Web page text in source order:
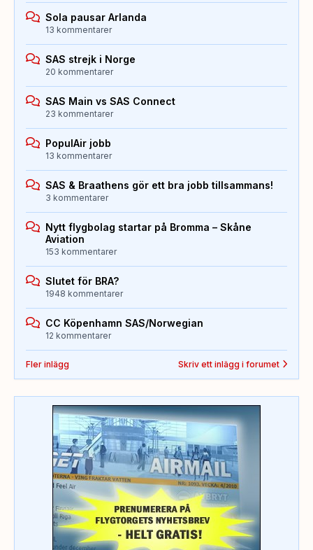
Sola pausar Arlanda
13 kommentarer
SAS strejk i Norge
20 kommentarer
SAS Main vs SAS Connect
23 kommentarer
PopulAir jobb
13 kommentarer
SAS & Braathens gör ett bra jobb tillsammans!
3 kommentarer
Nytt flygbolag startar på Bromma – Skåne
Aviation
153 kommentarer
Slutet för BRA?
1948 kommentarer
CC Köpenhamn SAS/Norwegian
12 kommentarer
Fler inlägg Skriv ett inlägg i forumet